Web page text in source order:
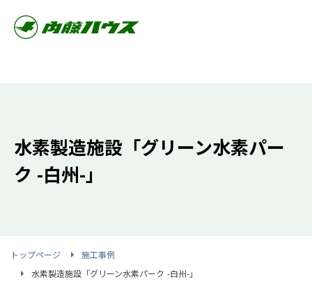
水素製造施設「グリーン水素パー
ク -白州-」
トップページ
施工事例
水素製造施設「グリーン水素パーク -白州-」